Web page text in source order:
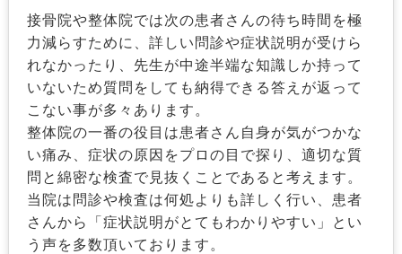
接骨院や整体院では次の患者さんの待ち時間を極
力減らすために、詳しい問診や症状説明が受けら
れなかったり、先生が中途半端な知識しか持って
いないため質問をしても納得できる答えが返って
こない事が多々あります。
整体院の一番の役目は患者さん自身が気がつかな
い痛み、症状の原因をプロの目で探り、適切な質
問と綿密な検査で見抜くことであると考えます。
当院は問診や検査は何処よりも詳しく行い、患者
さんから「症状説明がとてもわかりやすい」とい
う声を多数頂いております。